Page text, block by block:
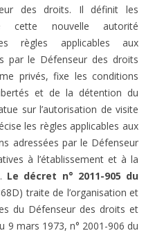
des droits. Il définit les
cette nouvelle autorité
règles applicables aux
par le Défenseur des droits
privés, fixe les conditions
et de la détention du
sur l’autorisation de visite
les règles applicables aux
adressées par le Défenseur
à l’établissement et à la
Le décret n° 2011-905 du
traite de l’organisation et
du Défenseur des droits et
9 mars 1973, n° 2001-906 du